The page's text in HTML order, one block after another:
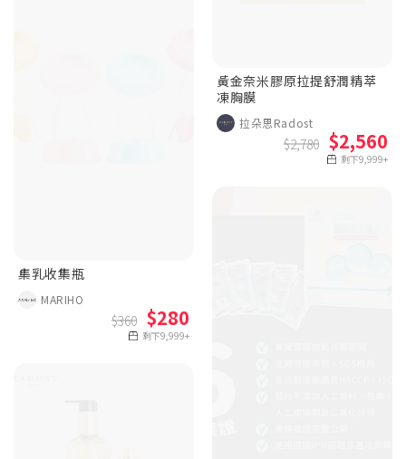
黃金奈米膠原拉提舒潤精萃
凍胸膜
拉朵思Radost
$2,560
$2,780
剩下9,999+
集乳收集瓶
MARIHO
$280
$360
剩下9,999+